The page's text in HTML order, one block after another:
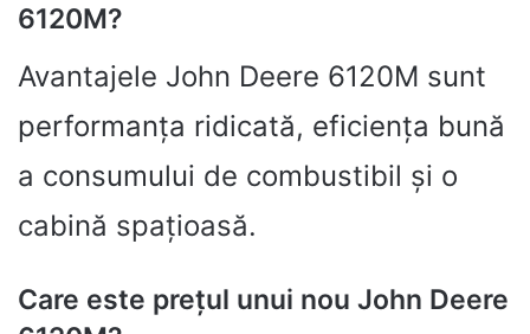
6120M?
Avantajele John Deere 6120M sunt
performanța ridicată, eficiența bună
a consumului de combustibil și o
cabină spațioasă.
Care este prețul unui nou John Deere